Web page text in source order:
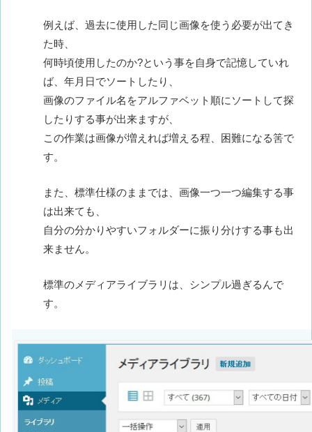
例えば、過去に使用した同じ画像を使う必要が出てき
た時、
何時頃使用したのか?という事を自身で記憶していれ
ば、年月日でソートしたり、
画像のファイル名をアルファベット順にソートして探
したりする事が出来ますが、
この作業は画像が増えれば増える程、困難になる筈で
す。
また、標準仕様のままでは、画像一つ一つ編集する事
は出来ても、
自分の分かりやすいフォルダーに振り分けする事も出
来ません。
標準のメディアライブラリは、シンプル過ぎるんで
す。